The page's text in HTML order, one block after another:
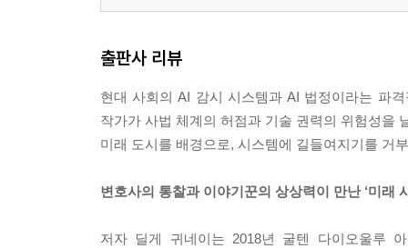
출판사 리뷰
현대 사회의 AI 감시 시스템과 AI 법정이라는 파
작가가 사법 체계의 허점과 기술 권력의 위험성을
미래 도시를 배경으로, 시스템에 길들여지기를 거
변호사의 통찰과 이야기꾼의 상상력이 만난 ‘미래
저자 딜게 귀네이는 2018년 굴텐 다이오울루